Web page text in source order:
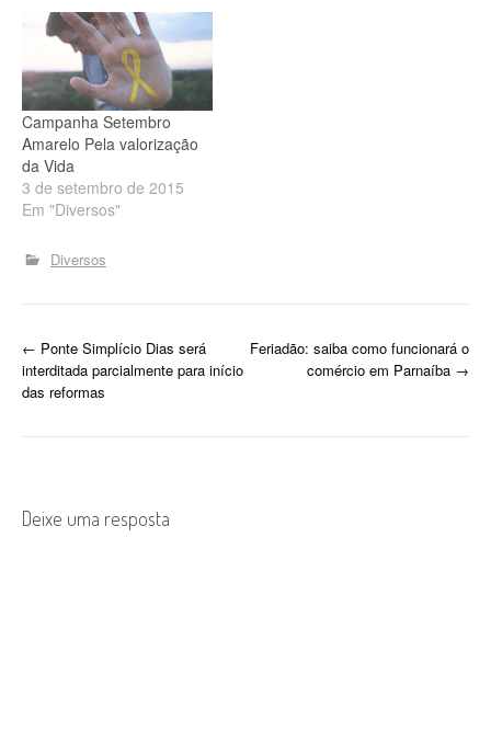
Campanha Setembro
Amarelo Pela valorização
da Vida
3 de setembro de 2015
Em "Diversos"
Diversos
P
o
n
← Ponte Simplício Dias será
interditada parcialmente para início
das reformas
Feriadão: saiba como funcionará o
comércio em Parnaíba →
Deixe uma resposta